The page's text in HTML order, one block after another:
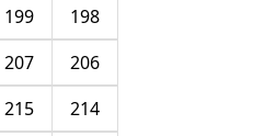
198
199
206
207
214
215